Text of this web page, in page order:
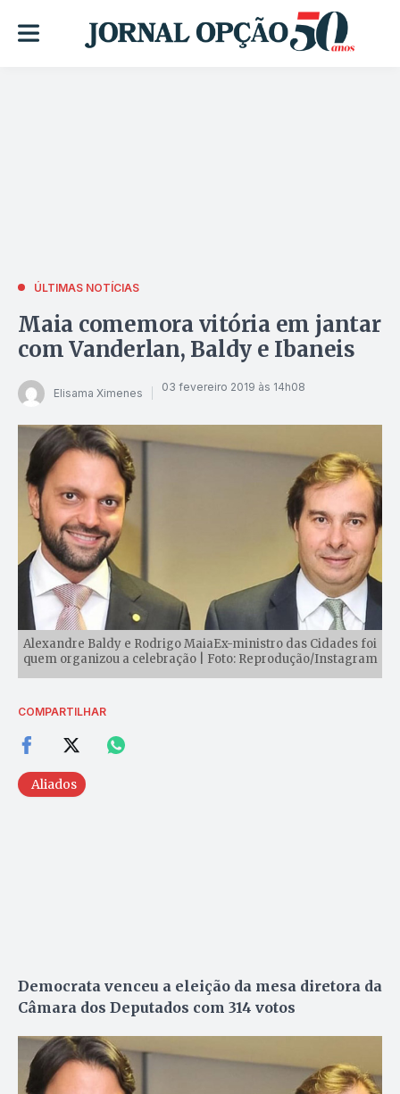
ÚLTIMAS NOTÍCIAS
Maia comemora vitória em jantar
com Vanderlan, Baldy e Ibaneis
Elisama Ximenes 03 fevereiro 2019 às 14h08
Alexandre Baldy e Rodrigo MaiaEx-ministro das Cidades foi
quem organizou a celebração | Foto: Reprodução/Instagram
COMPARTILHAR
Aliados
Democrata venceu a eleição da mesa diretora da
Câmara dos Deputados com 314 votos